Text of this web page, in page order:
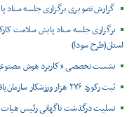
گزارش تصویری برگزاری جلسه ستاد
برگزاری جلسه ستاد پایش سلامت
استان(طرح سودا)
نشست تخصصی «کاربرد هوش
ثبت رکورد ۲۷۶ هزار ورزشکار سازمان‌یافته در سال ۱۴۰۴
تسلیت درگذشت ناگهانی رئیس هیات